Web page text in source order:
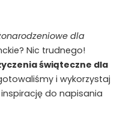
dla
Nic trudnego!
świąteczne dla
i wykorzystaj
do napisania